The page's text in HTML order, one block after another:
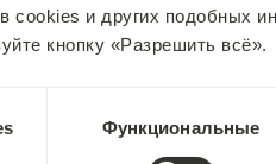
cookies и других подобных
кнопку «Разрешить всё».
Функциональные